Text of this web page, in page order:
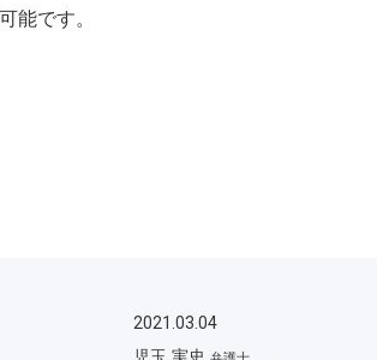
能です。
2021.03.04